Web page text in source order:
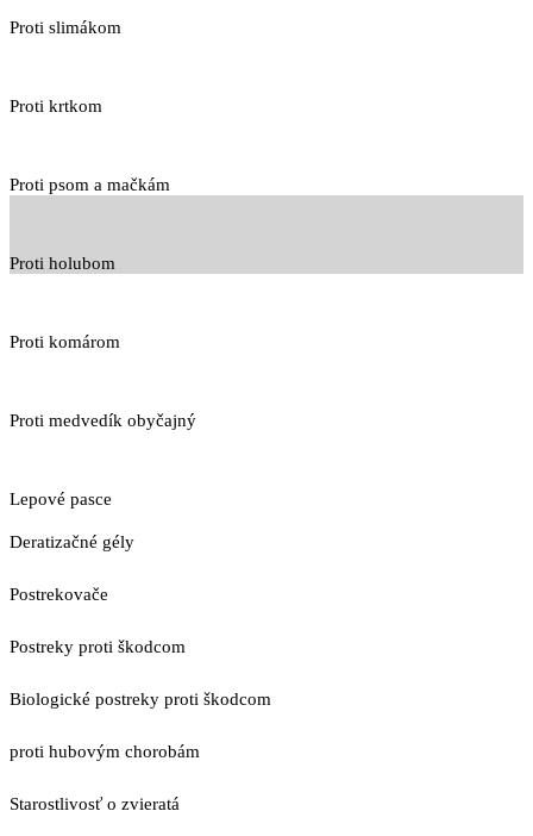
Proti slimákom
Proti krtkom
Proti psom a mačkám
Proti holubom
Proti komárom
Proti medvedík obyčajný
Lepové pasce
Deratizačné gély
Postrekovače
Postreky proti škodcom
Biologické postreky proti škodcom
proti hubovým chorobám
Starostlivosť o zvieratá